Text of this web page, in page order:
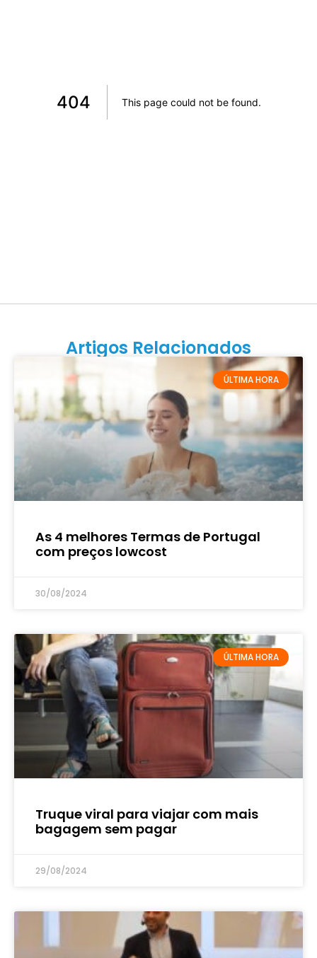
Artigos Relacionados
ÚLTIMA HORA
As 4 melhores Termas de Portugal
com preços lowcost
30/08/2024
ÚLTIMA HORA
Truque viral para viajar com mais
bagagem sem pagar
29/08/2024